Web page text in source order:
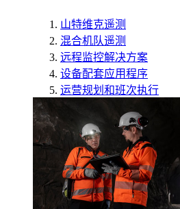
山特维克遥测
混合机队遥测
远程监控解决方案
设备配套应用程序
运营规划和班次执行